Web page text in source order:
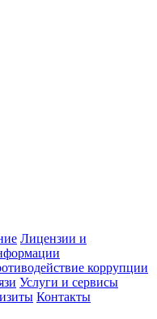
Лицензии и
коррупции
Услуги и сервисы
Контакты